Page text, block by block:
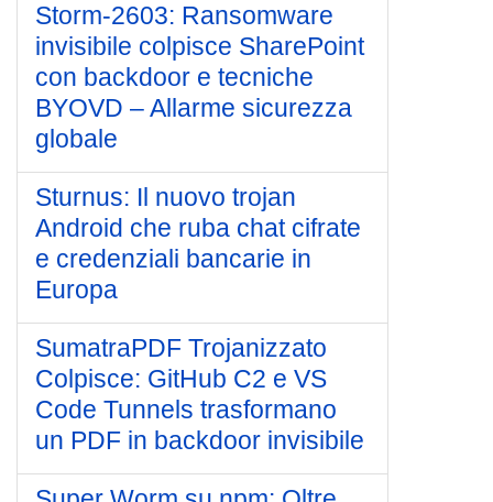
Storm-2603: Ransomware
invisibile colpisce SharePoint
con backdoor e tecniche
BYOVD – Allarme sicurezza
globale
Sturnus: Il nuovo trojan
Android che ruba chat cifrate
e credenziali bancarie in
Europa
SumatraPDF Trojanizzato
Colpisce: GitHub C2 e VS
Code Tunnels trasformano
un PDF in backdoor invisibile